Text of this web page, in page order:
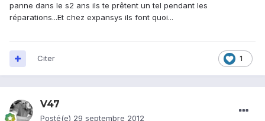
panne dans le s2 ans ils te prêtent un tel pendant les
réparations...Et chez expansys ils font quoi...
1
Citer
V47
Posté(e) 29 septembre 2012